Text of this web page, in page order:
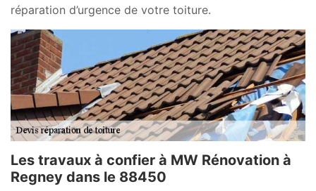
réparation d’urgence de votre toiture.
Les travaux à confier à MW Rénovation à
Regney dans le 88450